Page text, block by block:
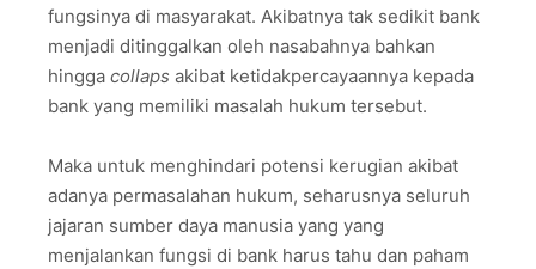
fungsinya di masyarakat. Akibatnya tak sedikit bank
menjadi ditinggalkan oleh nasabahnya bahkan
hingga collaps akibat ketidakpercayaannya kepada
bank yang memiliki masalah hukum tersebut.
Maka untuk menghindari potensi kerugian akibat
adanya permasalahan hukum, seharusnya seluruh
jajaran sumber daya manusia yang yang
menjalankan fungsi di bank harus tahu dan paham